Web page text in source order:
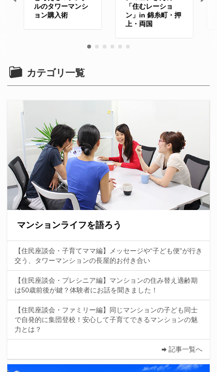
ルのタワーマンシ
ョン購入術
「住むレーショ
ン」in 錦糸町・押
上・両国
カテゴリ一覧
マンションライフを語ろう
【住民座談会・子育てママ編】メッセージや“子ども便”が行き
交う、タワーマンションの長屋的お付き合い
【住民座談会・プレシニア編】マンションの住み替え適齢期
は50歳前後が鍵？体験者にお話を聞きました！
【住民座談会・ファミリー編】同じマンションの子ども同士
で自発的に集団登校！安心して子育てできるマンションの魅
力とは？
記事一覧へ